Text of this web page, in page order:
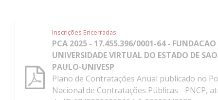
Inscrições Encerradas
PCA 2025 - 17.455.396/0001-64 - FUNDACAO
UNIVERSIDADE VIRTUAL DO ESTADO DE SAO
PAULO-UNIVESP
Plano de Contratações Anual publicado no
Nacional de Contratações Públicas - PNCP,